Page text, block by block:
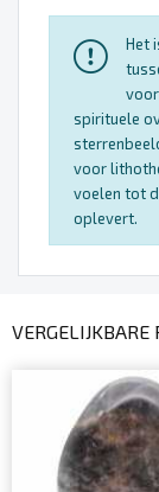
Het
spirituele
voor
voelen tot
oplevert.
VERGELIJKBARE